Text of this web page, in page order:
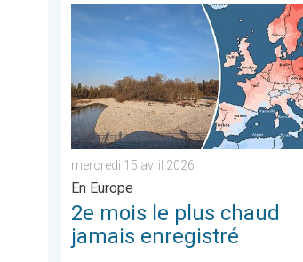
2e mois le plus chaud jamais
mercredi 15 avril 2026
En Europe
2e mois le plus chaud
jamais enregistré